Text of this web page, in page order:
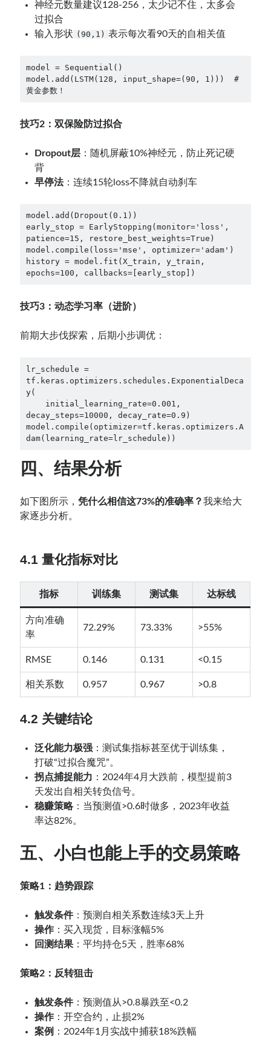
神经元数量建议128-256，太少记不住，太多会
过拟合
输入形状 (90,1) 表示每次看90天的自相关值
model = Sequential()
model.add(LSTM(128, input_shape=(90, 1)))  #
黄金参数！
技巧2：双保险防过拟合
Dropout层 ：随机屏蔽10%神经元，防止死记硬
背
早停法：连续15轮loss不降就自动刹车
model.add(Dropout(0.1))
early_stop = EarlyStopping(monitor='loss',
patience=15, restore_best_weights=True)
model.compile(loss='mse', optimizer='adam')
history = model.fit(X_train, y_train,
epochs=100, callbacks=[early_stop])
技巧3：动态学习率（进阶）
前期大步伐探索，后期小步调优：
lr_schedule =
tf.keras.optimizers.schedules.ExponentialDeca
y(
decay_steps=10000, decay_rate=0.9)
model.compile(optimizer=tf.keras.optimizers.A
dam(learning_rate=lr_schedule))
四、结果分析
如下图所示，凭什么相信这73%的准确率？我来给大
家逐步分析。
4.1 量化指标对比
指标 训练集 测试集 达标线
方向准确
率
72.29% 73.33% >55%
RMSE 0.146 0.131 <0.15
相关系数 0.957 0.967 >0.8
4.2 关键结论
泛化能力极强 ：测试集指标甚至优于训练集，
打破“过拟合魔咒”。
拐点捕捉能力 ：2024年4月大跌前，模型提前3
天发出自相关转负信号。
稳赚策略：当预测值>0.6时做多，2023年收益
率达82%。
五、小白也能上手的交易策略
策略1：趋势跟踪
触发条件：预测自相关系数连续3天上升
操作：买入现货，目标涨幅5%
回测结果 ：平均持仓5天，胜率68%
策略2：反转狙击
触发条件：预测值从>0.8暴跌至<0.2
操作：开空合约，止损2%
案例
：2024年1月实战中捕获18%跌幅